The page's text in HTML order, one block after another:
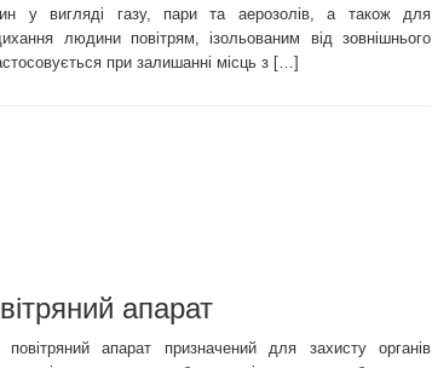
у вигляді газу, пари та аерозолів, а також для
людини повітрям, ізольованим від зовнішнього
при залишанні місць з […]
апарат
повітряний апарат призначений для захисту органів